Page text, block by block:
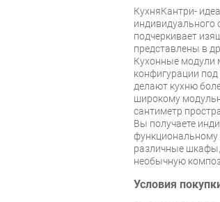
КухняКантри-
индивидуального
подчеркивает
представлены в
Кухонные модули
конфигурации
делают кухню
широкому
сантиметр
Вы получаете
различные шкафы,
необычную
Условия